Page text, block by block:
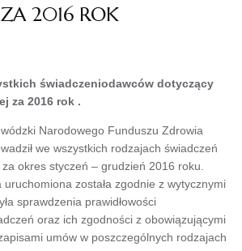
2016 ROK
świadczeniodawców dotyczący
za 2016 rok .
Narodowego Funduszu Zdrowia
we wszystkich rodzajach świadczeń
okres styczeń – grudzień 2016 roku.
została zgodnie z wytycznymi
sprawdzenia prawidłowości
oraz ich zgodności z obowiązującymi
umów w poszczególnych rodzajach